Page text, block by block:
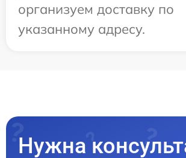
организуем доставку по
указанному адресу.
Нужна